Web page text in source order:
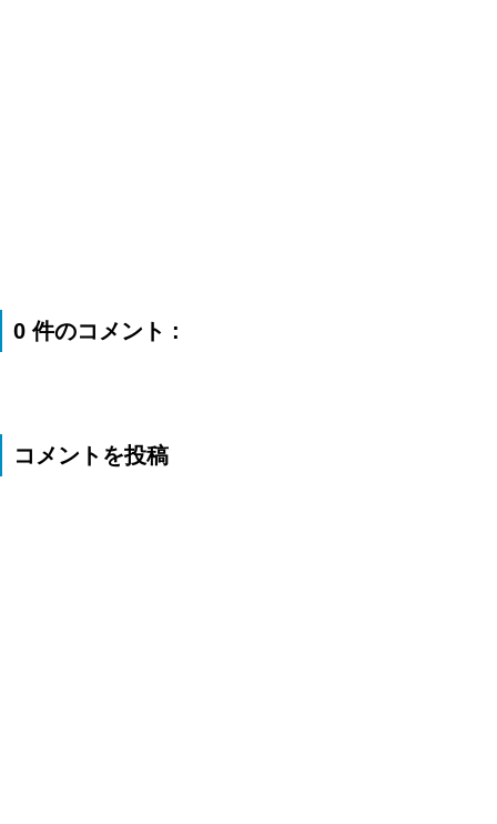
0 件のコメント :
コメントを投稿